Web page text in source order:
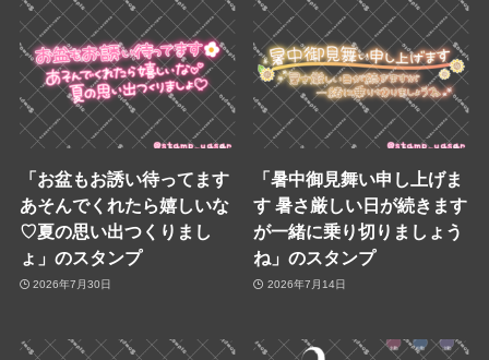
「お盆もお誘い待ってます
あそんでくれたら嬉しいな
♡夏の思い出つくりまし
ょ」のスタンプ
2026年7月30日
「暑中御見舞い申し上げま
す 暑さ厳しい日が続きます
が一緒に乗り切りましょう
ね」のスタンプ
2026年7月14日